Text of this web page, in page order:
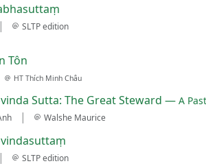
| SLTP edition
Tôn
HT Thích Minh Châu
Sutta: The Great Steward — A
| Walshe Maurice
| SLTP edition